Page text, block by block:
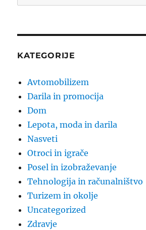
for:
KATEGORIJE
Avtomobilizem
Darila in promocija
Dom
Lepota, moda in darila
Nasveti
Otroci in igrače
Posel in izobraževanje
Tehnologija in računalništvo
Turizem in okolje
Uncategorized
Zdravje